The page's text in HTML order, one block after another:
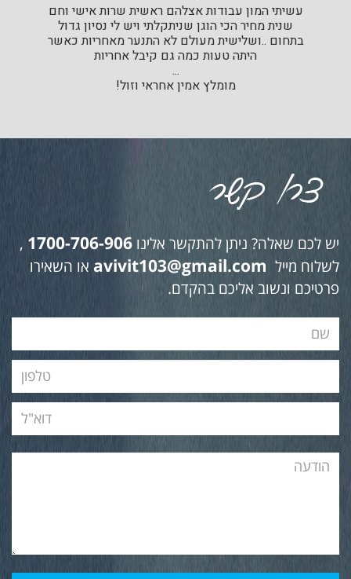
עשיתי המון עבודות אצלהם ראשית שרות אישי וחם
שנית מחיר הכי הוגן שניתקלתי ויש לי נסיון גדול
בתחום ..ושלישית מעולם לא התנער מאחריות כאשר
היתה טעות כמה גם קיבל אחריות
...
מומלץ אמין אחראי וזול!
יש לכם שאלה? ניתן להתקשר אלינו 1700-706-906
,
לשלוח מייל avivit103@gmail.com או השאירו
פרטיכם ונשוב אליכם בהקדם.